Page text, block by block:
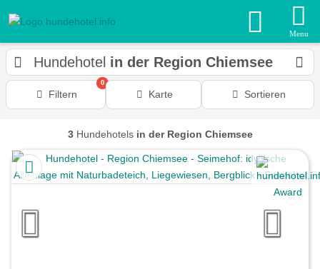
Menu
Hundehotel in der Region Chiemsee
Filtern
0
Karte Sortieren
3Hundehotels in der Region Chiemsee